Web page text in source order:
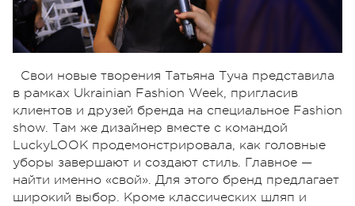
Свои новые творения Татьяна Туча представила
в рамках Ukrainian Fashion Week, пригласив
клиентов и друзей бренда на специальное Fashion
show. Там же дизайнер вместе с командой
LuckyLOOK продемонстрировала, как головные
уборы завершают и создают стиль. Главное —
найти именно «свой». Для этого бренд предлагает
широкий выбор. Кроме классических шляп и